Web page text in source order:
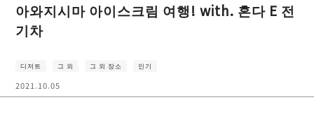
아와지시마 아이스크림 여행! with. 혼다 E 전
기차
디저트 그 외 그 외 장소 인기
2021.10.05